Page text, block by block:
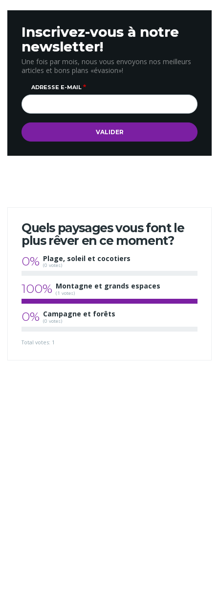
Inscrivez-vous à notre
newsletter!
Une fois par mois, nous vous envoyons nos meilleurs
articles et bons plans «évasion»!
ADRESSE E-MAIL
Quels paysages vous font le
plus rêver en ce moment?
0% Plage, soleil et cocotiers
(0 votes)
100% Montagne et grands espaces
(1 votes)
0% Campagne et forêts
(0 votes)
Total votes: 1